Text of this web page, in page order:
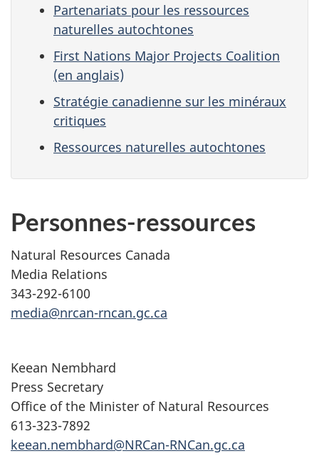
Partenariats pour les ressources
naturelles autochtones
First Nations Major Projects Coalition
(en anglais)
Stratégie canadienne sur les minéraux
critiques
Ressources naturelles autochtones
Personnes-ressources
Natural Resources Canada
Media Relations
343-292-6100
media@nrcan-rncan.gc.ca
Keean Nembhard
Press Secretary
Office of the Minister of Natural Resources
613-323-7892
keean.nembhard@NRCan-RNCan.gc.ca